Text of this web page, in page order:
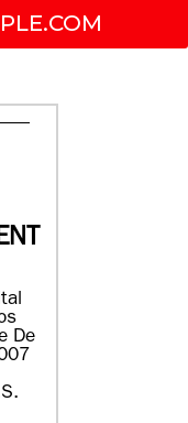
De